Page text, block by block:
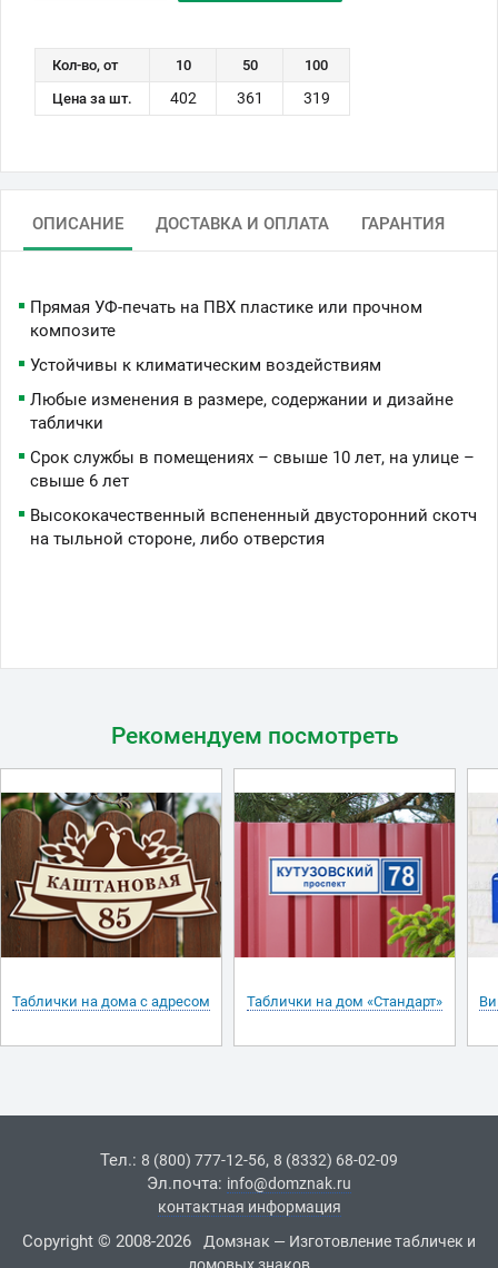
Кол-во, от 10 50
100
Цена за шт.
402 361 319
ОПИСАНИЕ ДОСТАВКА И ОПЛАТА ГАРАНТИЯ
Прямая УФ-печать на ПВХ пластике или прочном
композите
Устойчивы к климатическим воздействиям
Любые изменения в размере, содержании и дизайне
таблички
Срок службы в помещениях – свыше 10 лет, на улице –
свыше 6 лет
Высококачественный вспененный двусторонний скотч
на тыльной стороне, либо отверстия
Рекомендуем посмотреть
Таблички на дома с адресом Таблички на дом «Стандарт»
Тел.: 8 (800) 777-12-56, 8 (8332) 68-02-09
Эл.почта: info@domznak.ru
контактная информация
Copyright © 2008-2026
Домзнак — Изготовление табличек и